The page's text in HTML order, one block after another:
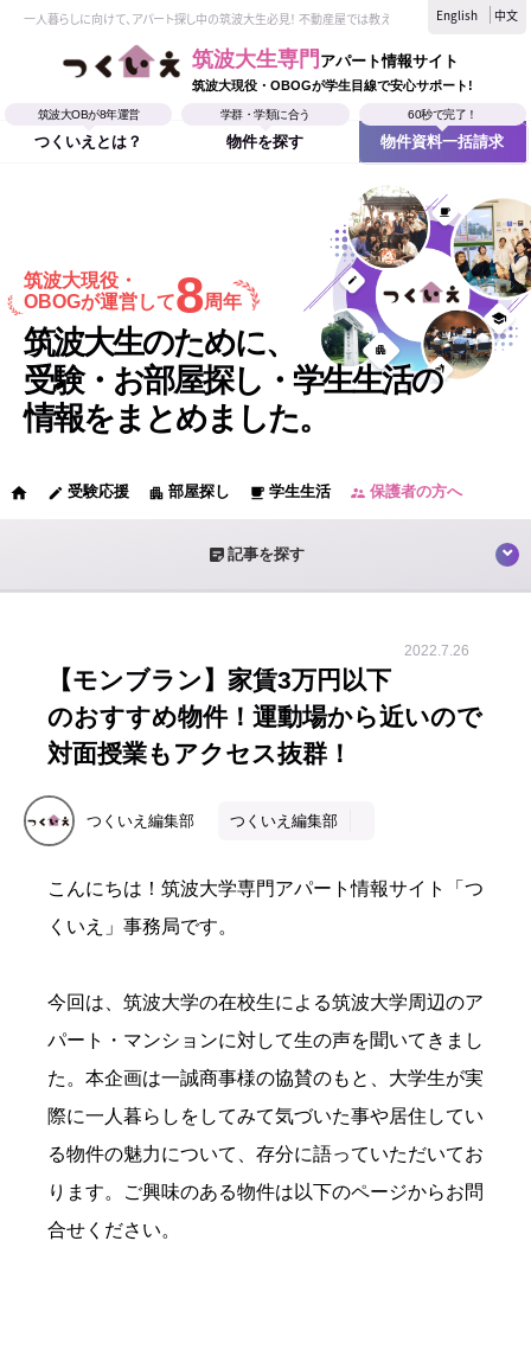
一人暮らしに向けて、アパート探し中の筑波大生必見！ 不動産屋では教えてくれない、筑波大生なら
English 中文
筑波大生専門 アパート情報サイト
筑波大現役・OBOGが学生目線で安心サポート!
筑波大OBが8年運営
つくいえとは？
学群・学類に合う
物件を探す
60秒で完了！
物件資料一括請求
筑波大現役・
OBOGが運営して8周年
筑波大生のために、
受験・お部屋探し・学生生活の
情報をまとめました。
home edit 受験応援 apartment 部屋探し local_cafe 学生生活 supervisor_account 保護者の方へ
sticky_note_2 記事を探す
2022.7.26
【モンブラン】家賃3万円以下
のおすすめ物件！運動場から近いので
対面授業もアクセス抜群！
つくいえ編集部 つくいえ編集部
こんにちは！筑波大学専門アパート情報サイト「つ
くいえ」事務局です。
今回は、筑波大学の在校生による筑波大学周辺のア
パート・マンションに対して生の声を聞いてきまし
た。本企画は一誠商事様の協賛のもと、大学生が実
際に一人暮らしをしてみて気づいた事や居住してい
る物件の魅力について、存分に語っていただいてお
ります。ご興味のある物件は以下のページからお問
合せください。